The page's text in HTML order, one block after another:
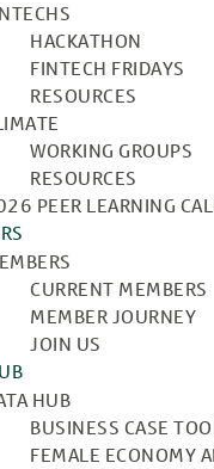
HACKATHON
FINTECH FRIDAYS
RESOURCES
WORKING GROUPS
RESOURCES
PEER LEARNING
CURRENT MEMBERS
MEMBER JOURNEY
JOIN US
HUB
BUSINESS CASE
FEMALE ECONOMY